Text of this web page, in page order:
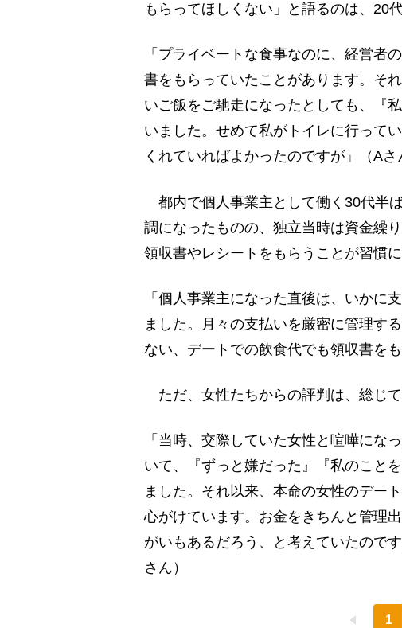
もらってほしくない」と語るのは、20
「プライベートな食事なのに、経営者
書をもらっていたことがあります。そ
いご飯をご馳走になったとしても、『
いました。せめて私がトイレに行って
くれていればよかったのですが」（Aさ
都内で個人事業主として働く30代半
調になったものの、独立当時は資金繰
領収書やレシートをもらうことが習慣
「個人事業主になった直後は、いかに
ました。月々の支払いを厳密に管理す
ない、デートでの飲食代でも領収書を
ただ、女性たちからの評判は、総じて
「当時、交際していた女性と喧嘩にな
いて、『ずっと嫌だった』『私のこと
ました。それ以来、本命の女性のデー
心がけています。お金をきちんと管理
がいもあるだろう、と考えていたの
さん）
1